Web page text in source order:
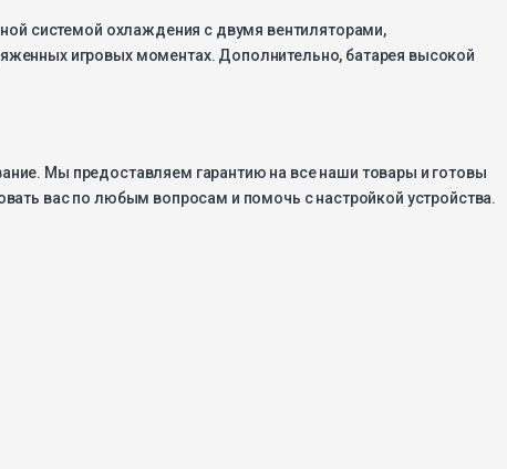
системой охлаждения с двумя вентиляторами,
игровых моментах. Дополнительно, батарея высокой
Мы предоставляем гарантию на все наши товары и готовы
вас по любым вопросам и помочь с настройкой устройства.